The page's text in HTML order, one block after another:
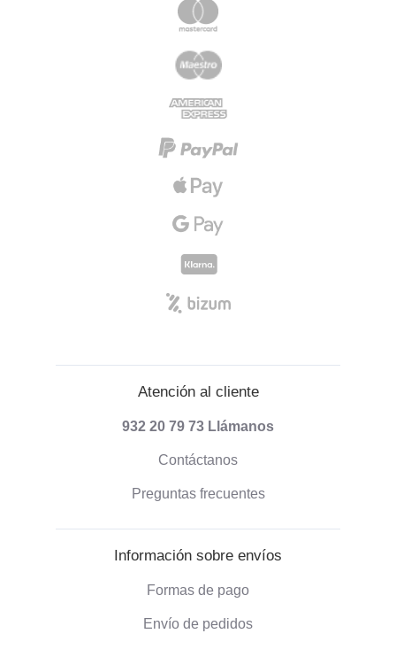
Atención al cliente
932 20 79 73 Llámanos
Contáctanos
Preguntas frecuentes
Información sobre envíos
Formas de pago
Envío de pedidos